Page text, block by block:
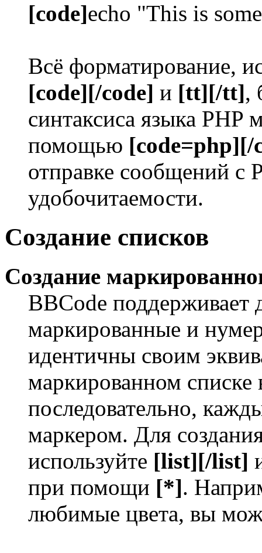
[code]echo "This is
Всё форматирование,
[code][/code] и [tt][/tt],
синтаксиса языка PHP
помощью [code=php][/
отправке сообщений с
удобочитаемости.
Создание списков
Создание
BBCode поддерживает
маркированные и
идентичны своим
маркированном списке
последовательно,
маркером. Для
используйте [list][/list]
при помощи [*].
любимые цвета, вы